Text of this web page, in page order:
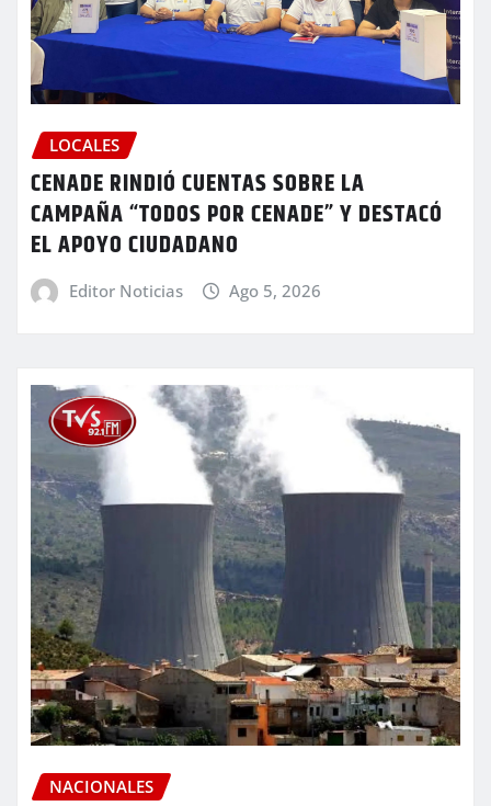
LOCALES
CENADE RINDIÓ CUENTAS SOBRE LA
CAMPAÑA “TODOS POR CENADE” Y DESTACÓ
EL APOYO CIUDADANO
Editor Noticias Ago 5, 2026
NACIONALES